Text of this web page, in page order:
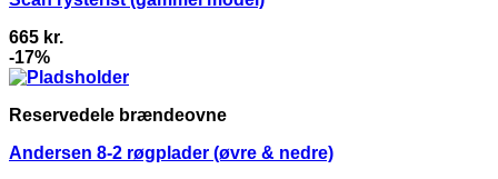
665 kr.
-17%
Reservedele brændeovne
Andersen 8-2 røgplader (øvre & nedre)